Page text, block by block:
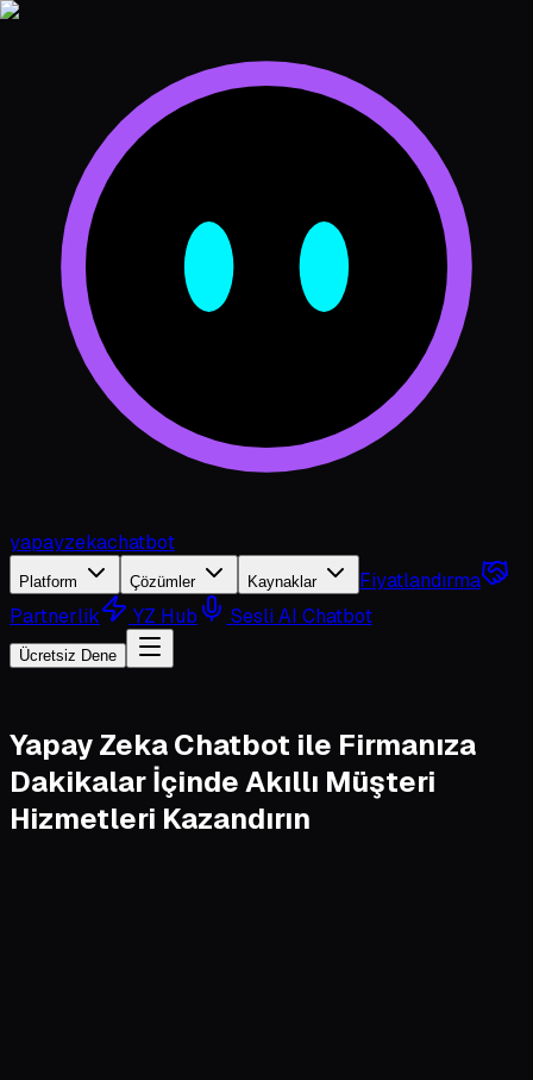
yapayzekachatbot
Platform Çözümler Kaynaklar
Fiyatlandırma
Partnerlik
YZ Hub Sesli AI Chatbot
Ücretsiz Dene
Yapay Zeka Chatbot ile Firmanıza
Dakikalar İçinde Akıllı Müşteri
Hizmetleri Kazandırın